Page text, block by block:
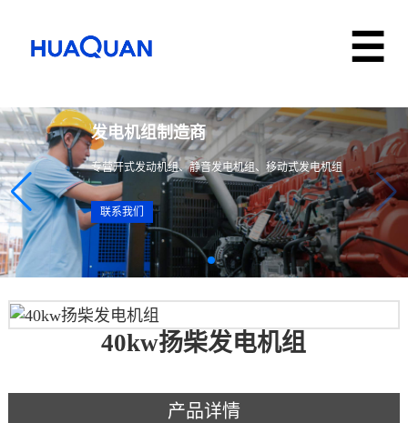
发电机组制造商
专营开式发动机组、静音发电机组、移动式发电机组
联系我们
40kw扬柴发电机组
产品详情